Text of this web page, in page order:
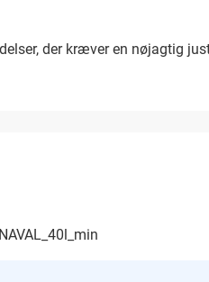
der kræver en nøjagtig